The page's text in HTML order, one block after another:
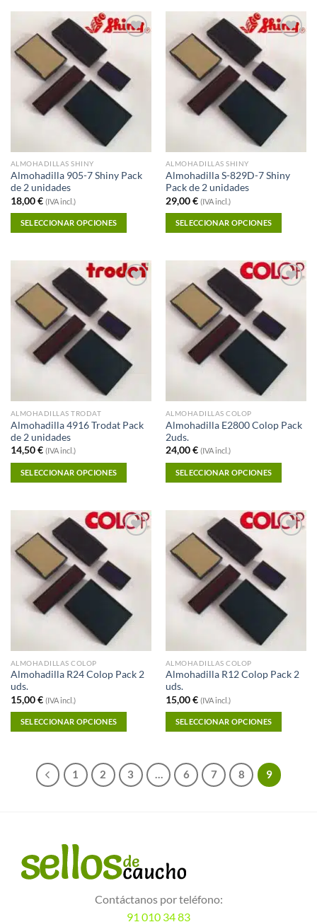
ALMOHADILLAS SHINY
Almohadilla 905-7 Shiny Pack
de 2 unidades
18,00€ (IVA incl.)
SELECCIONAR OPCIONES
ALMOHADILLAS SHINY
Almohadilla S-829D-7 Shiny
Pack de 2 unidades
29,00€ (IVA incl.)
SELECCIONAR OPCIONES
ALMOHADILLAS TRODAT
Almohadilla 4916 Trodat Pack
de 2 unidades
14,50€ (IVA incl.)
SELECCIONAR OPCIONES
ALMOHADILLAS COLOP
Almohadilla E2800 Colop Pack
2uds.
24,00€ (IVA incl.)
SELECCIONAR OPCIONES
ALMOHADILLAS COLOP
Almohadilla R24 Colop Pack 2
uds.
15,00€ (IVA incl.)
SELECCIONAR OPCIONES
ALMOHADILLAS COLOP
Almohadilla R12 Colop Pack 2
uds.
15,00€ (IVA incl.)
SELECCIONAR OPCIONES
1 2 3 … 6 7 8 9
Contáctanos por teléfono:
91 010 34 83